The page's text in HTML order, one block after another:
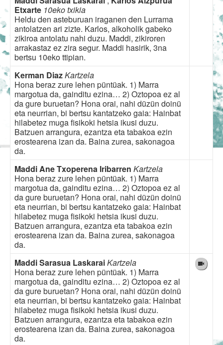
Etxarte 10eko txikia
Heldu den asteburuan iraganen den Lurrama
antolatzen ari zizte. Karlos, alkoholik gabeko
zikiroa antolatu nahi duzu. Maddi, zikiroren
arrakastaz ez zira segur. Maddi hasirik, 3na
bertsu 10eko ttipian.
Kerman DiazKartzela
Hona beraz zure lehen püntüak. 1) Marra
margotua da, gainditu ezina… 2) Oztopoa ez al
da gure buruetan? Hona orai, nahi düzün doinü
eta neurrian, bi bertsu kantatzeko gaia: Hainbat
hilabetez muga fisikoki hetsia ikusi duzu.
Batzuen arrangura, ezantza eta tabakoa ezin
erostearena izan da. Baina zurea, sakonagoa
da.
Maddi Ane Txoperena Iribarren Kartzela
Hona beraz zure lehen püntüak. 1) Marra
margotua da, gainditu ezina… 2) Oztopoa ez al
da gure buruetan? Hona orai, nahi düzün doinü
eta neurrian, bi bertsu kantatzeko gaia: Hainbat
hilabetez muga fisikoki hetsia ikusi duzu.
Batzuen arrangura, ezantza eta tabakoa ezin
erostearena izan da. Baina zurea, sakonagoa
da.
Maddi Sarasua LaskaraiKartzela
Hona beraz zure lehen püntüak. 1) Marra
margotua da, gainditu ezina… 2) Oztopoa ez al
da gure buruetan? Hona orai, nahi düzün doinü
eta neurrian, bi bertsu kantatzeko gaia: Hainbat
hilabetez muga fisikoki hetsia ikusi duzu.
Batzuen arrangura, ezantza eta tabakoa ezin
erostearena izan da. Baina zurea, sakonagoa
da.